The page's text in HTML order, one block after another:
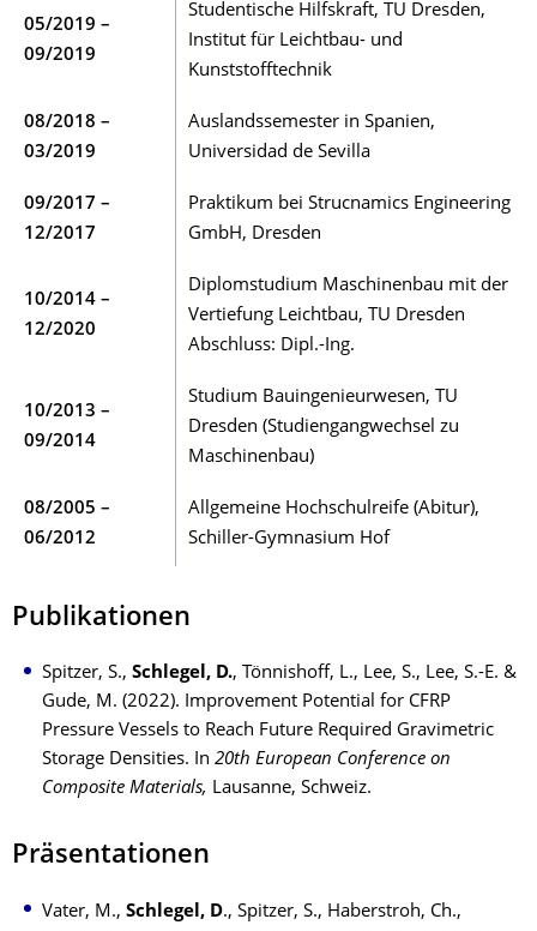
05/2019 –
09/2019
Studentische Hilfskraft, TU Dresden,
Institut für Leichtbau- und
Kunststofftechnik
08/2018 –
03/2019
Auslandssemester in Spanien,
Universidad de Sevilla
09/2017 –
12/2017
Praktikum bei Strucnamics Engineering
GmbH, Dresden
10/2014 –
12/2020
Diplomstudium Maschinenbau mit der
Vertiefung Leichtbau, TU Dresden
Abschluss: Dipl.-Ing.
10/2013 –
09/2014
Studium Bauingenieurwesen, TU
Dresden (Studiengangwechsel zu
Maschinenbau)
08/2005 –
06/2012
Allgemeine Hochschulreife (Abitur),
Schiller-Gymnasium Hof
Publikationen
Spitzer, S., Schlegel, D., Tönnishoff, L., Lee, S., Lee, S.-E. &
Gude, M. (2022). Improvement Potential for CFRP
Pressure Vessels to Reach Future Required Gravimetric
Storage Densities. In 20th European Conference on
Composite Materials, Lausanne, Schweiz.
Präsentationen
Vater, M., Schlegel, D., Spitzer, S., Haberstroh, Ch.,